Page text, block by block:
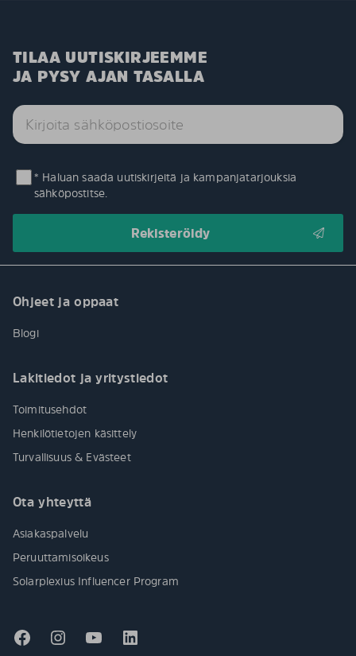
TILAA UUTISKIRJEEMME
JA PYSY AJAN TASALLA
* Haluan saada uutiskirjeitä ja kampanjatarjouksia
sähköpostitse.
Ohjeet ja oppaat
Blogi
Lakitiedot ja yritystiedot
Toimitusehdot
Henkilötietojen käsittely
Turvallisuus & Evästeet
Ota yhteyttä
Asiakaspalvelu
Peruuttamisoikeus
Solarplexius Influencer Program